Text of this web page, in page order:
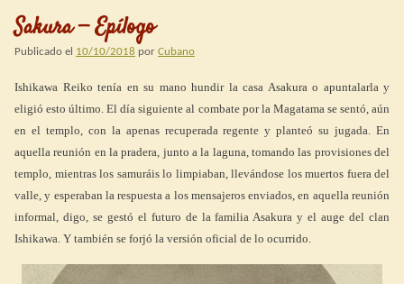
Sakura — Epílogo
Publicado el 10/10/2018 por Cubano
Ishikawa Reiko tenía en su mano hundir la casa Asakura o apuntalarla y
eligió esto último. El día siguiente al combate por la Magatama se sentó, aún
en el templo, con la apenas recuperada regente y planteó su jugada. En
aquella reunión en la pradera, junto a la laguna, tomando las provisiones del
templo, mientras los samuráis lo limpiaban, llevándose los muertos fuera del
valle, y esperaban la respuesta a los mensajeros enviados, en aquella reunión
informal, digo, se gestó el futuro de la familia Asakura y el auge del clan
Ishikawa. Y también se forjó la versión oficial de lo ocurrido.